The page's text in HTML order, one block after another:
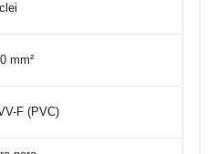
mm²
F (PVC)